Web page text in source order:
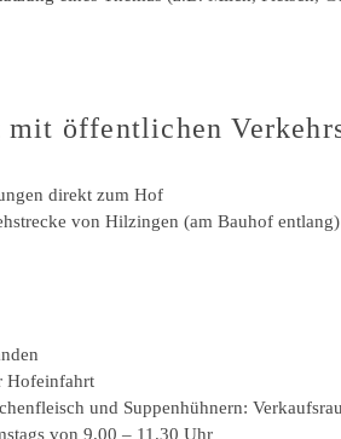
öffentlichen
direkt zum Hof
von Hilzingen (am Bauhof
Hofeinfahrt
und Suppenhühnern:
von 9.00 – 11.30 Uhr